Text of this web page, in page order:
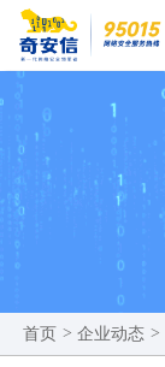
首页 > 企业动态 >